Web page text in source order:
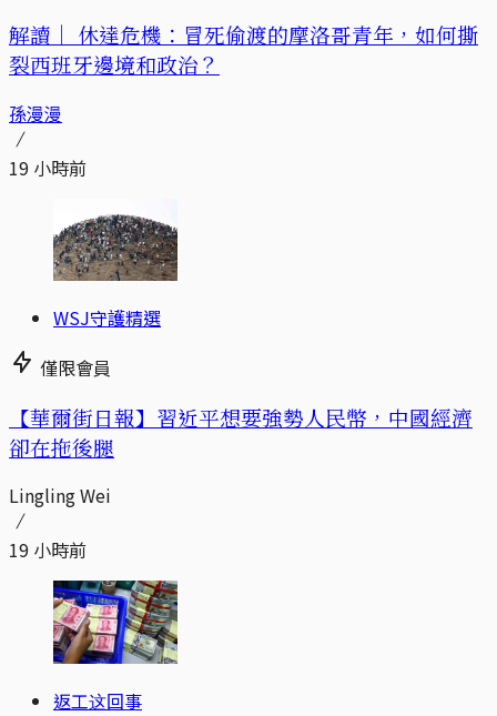
解讀｜ 休達危機：冒死偷渡的摩洛哥青年，如何撕
裂西班牙邊境和政治？
孫漫漫
19 小時前
WSJ守護精選
僅限會員
【華爾街日報】習近平想要強勢人民幣，中國經濟
卻在拖後腿
Lingling Wei
19 小時前
返工这回事